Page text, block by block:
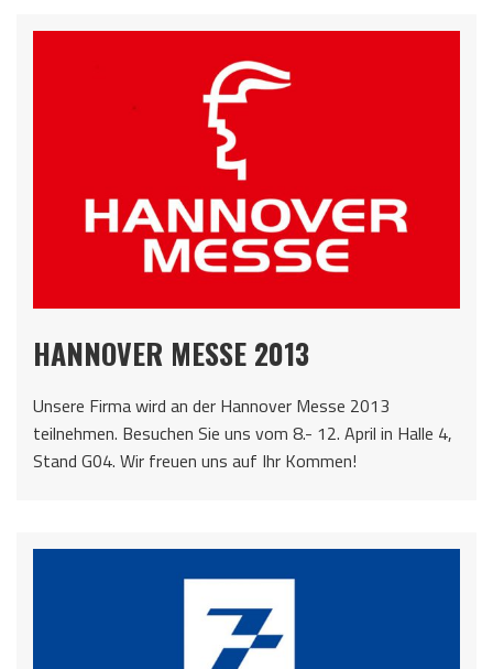
HANNOVER MESSE 2013
Unsere Firma wird an der Hannover Messe 2013
teilnehmen. Besuchen Sie uns vom 8.- 12. April in Halle 4,
Stand G04. Wir freuen uns auf Ihr Kommen!